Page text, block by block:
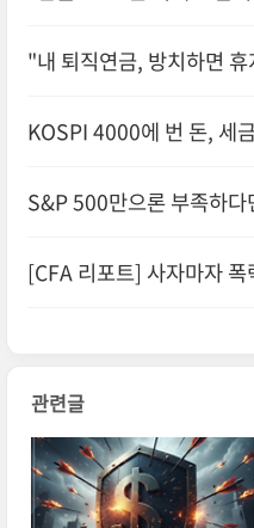
"내 퇴직연금, 방치하면
KOSPI 4000에 번 돈, 세
S&P 500만으론 부족하
[CFA 리포트] 사자마자
관련글